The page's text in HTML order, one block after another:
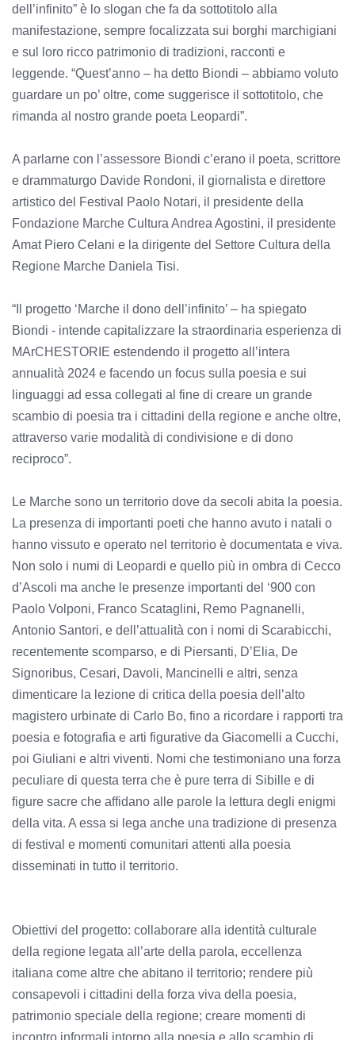
dell’infinito” è lo slogan che fa da sottotitolo alla
manifestazione, sempre focalizzata sui borghi marchigiani
e sul loro ricco patrimonio di tradizioni, racconti e
leggende. “Quest’anno – ha detto Biondi – abbiamo voluto
guardare un po’ oltre, come suggerisce il sottotitolo, che
rimanda al nostro grande poeta Leopardi”.
A parlarne con l’assessore Biondi c’erano il poeta, scrittore
e drammaturgo Davide Rondoni, il giornalista e direttore
artistico del Festival Paolo Notari, il presidente della
Fondazione Marche Cultura Andrea Agostini, il presidente
Amat Piero Celani e la dirigente del Settore Cultura della
Regione Marche Daniela Tisi.
“Il progetto ‘Marche il dono dell’infinito’ – ha spiegato
Biondi - intende capitalizzare la straordinaria esperienza di
MArCHESTORIE estendendo il progetto all’intera
annualità 2024 e facendo un focus sulla poesia e sui
linguaggi ad essa collegati al fine di creare un grande
scambio di poesia tra i cittadini della regione e anche oltre,
attraverso varie modalità di condivisione e di dono
reciproco”.
Le Marche sono un territorio dove da secoli abita la poesia.
La presenza di importanti poeti che hanno avuto i natali o
hanno vissuto e operato nel territorio è documentata e viva.
Non solo i numi di Leopardi e quello più in ombra di Cecco
d’Ascoli ma anche le presenze importanti del ‘900 con
Paolo Volponi, Franco Scataglini, Remo Pagnanelli,
Antonio Santori, e dell’attualità con i nomi di Scarabicchi,
recentemente scomparso, e di Piersanti, D’Elia, De
Signoribus, Cesari, Davoli, Mancinelli e altri, senza
dimenticare la lezione di critica della poesia dell’alto
magistero urbinate di Carlo Bo, fino a ricordare i rapporti tra
poesia e fotografia e arti figurative da Giacomelli a Cucchi,
poi Giuliani e altri viventi. Nomi che testimoniano una forza
peculiare di questa terra che è pure terra di Sibille e di
figure sacre che affidano alle parole la lettura degli enigmi
della vita. A essa si lega anche una tradizione di presenza
di festival e momenti comunitari attenti alla poesia
disseminati in tutto il territorio.
Obiettivi del progetto: collaborare alla identità culturale
della regione legata all’arte della parola, eccellenza
italiana come altre che abitano il territorio; rendere più
consapevoli i cittadini della forza viva della poesia,
patrimonio speciale della regione; creare momenti di